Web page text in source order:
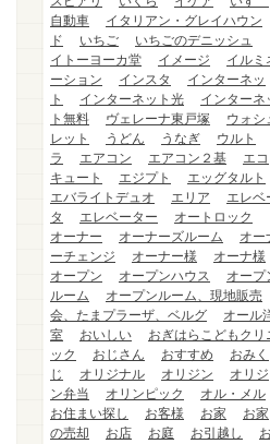
自動車
イタリアン・グレイハウン
ド
いちご
いちごのデニッシュ
イトーヨーカ堂
イメージ
イルミ
ーション
インスタ
インターネッ
ト
インターネット光
インターネ
ト無料
ヴェレーナ東戸塚
ウォシ
レット
うどん うなぎ
ウルト
ラ
エアコン エアコン２基
エコ
キュート
エジプト
エッグタルト
エバライトデュオ
エリア
エレベ
タ
エレベーター
オートロック
オーナー
オーナーズルーム
オー
ーチェンジ
オーナー様
オーナ様
オープン
オープンハウス
オープ
ルーム
オープンルーム、現地販売
会、たまプラーザ、ベルグ
オール
室
おいしい
おぎはらこどもクリ
ック
おじさん おすすめ
おみく
じ
オリジナル オリジン
オリジ
ン弁当
オリンピック
オル・メル
お住まい探し
お客様 お家
お家
の売却
お店 お庭 お引越し
お